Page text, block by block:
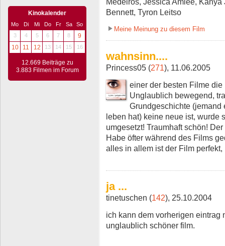
Kinokalender
Mo Di Mi Do Fr Sa
So
3
4 5 6 7 8
9
10
11 12 13 14 15 16
12.669 Beiträge zu
3.883 Filmen im Forum
Bennett, Tyron Leitso
Meine Meinung zu diesem Film
wahnsinn....
Princess05 (271), 11.06.2005
einer der besten Filme
Unglaublich bewegend,
Grundgeschichte (jemand
leben hat) keine neue ist, wurde
umgesetzt! Traumhaft schön!
Habe öfter während des Films
alles in allem ist der Film
ja ...
tinetuschen (142), 25.10.2004
ich kann dem vorherigen eintrag
unglaublich schöner film.